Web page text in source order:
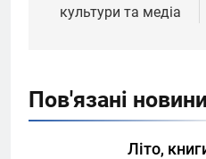
культури та медіа
Пов'язані новини
Літо,